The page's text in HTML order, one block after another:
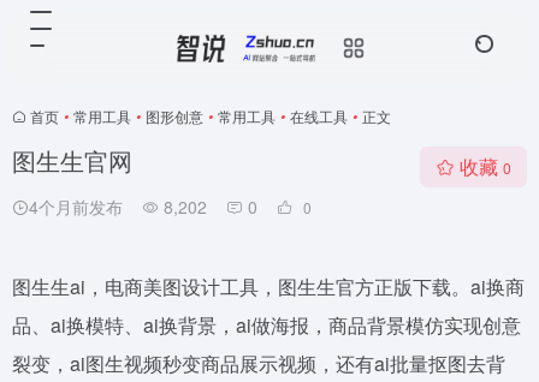
首页 • 常用工具 • 图形创意 • 常用工具 • 在线工具 • 正文
图生生官网
4个月前发布 8,202 0 0
收藏 0
图生生ai，电商美图设计工具，图生生官方正版下载。ai换商
品、ai换模特、ai换背景，ai做海报，商品背景模仿实现创意
裂变，ai图生视频秒变商品展示视频，还有ai批量抠图去背